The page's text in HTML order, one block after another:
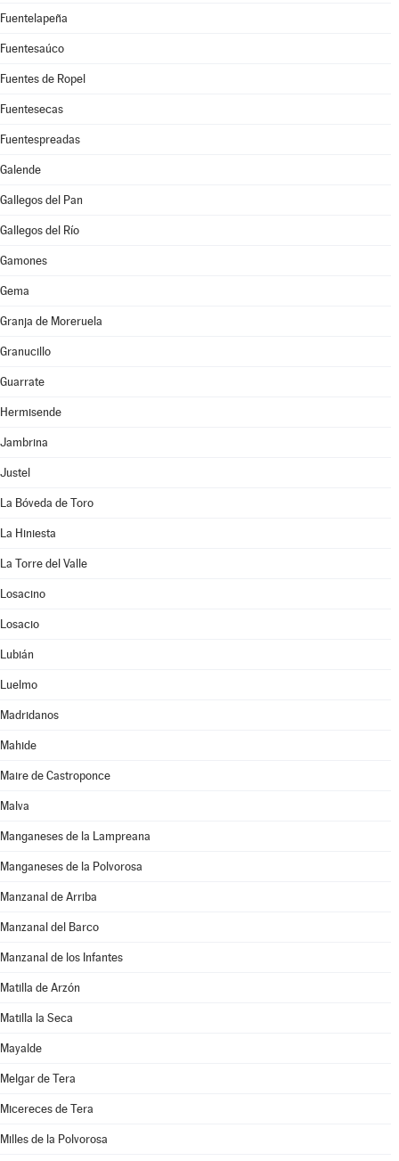
Fuentelapeña
Fuentesaúco
Fuentes de Ropel
Fuentesecas
Fuentespreadas
Galende
Gallegos del Pan
Gallegos del Río
Gamones
Gema
Granja de Moreruela
Granucillo
Guarrate
Hermisende
Jambrina
Justel
La Bóveda de Toro
La Hiniesta
La Torre del Valle
Losacino
Losacio
Lubián
Luelmo
Madridanos
Mahide
Maire de Castroponce
Malva
Manganeses de la Lampreana
Manganeses de la Polvorosa
Manzanal de Arriba
Manzanal del Barco
Manzanal de los Infantes
Matilla de Arzón
Matilla la Seca
Mayalde
Melgar de Tera
Micereces de Tera
Milles de la Polvorosa